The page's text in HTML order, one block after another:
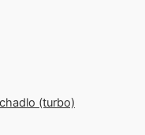
(turbo)